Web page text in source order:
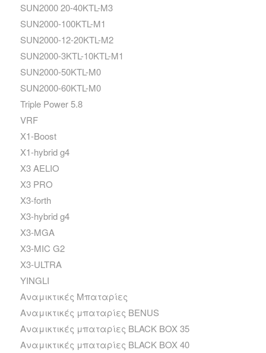
SUN2000 20-40KTL-M3
SUN2000-100KTL-M1
SUN2000-12-20KTL-M2
SUN2000-3KTL-10KTL-M1
SUN2000-50KTL-M0
SUN2000-60KTL-M0
Triple Power 5.8
VRF
X1-Boost
X1-hybrid g4
X3 AELIO
X3 PRO
X3-forth
X3-hybrid g4
X3-MGA
X3-MIC G2
X3-ULTRA
YINGLI
Αναμικτικές Μπαταρίες
Αναμικτικές μπαταρίες BENUS
Αναμικτικές μπαταρίες BLACK BOX 35
Αναμικτικές μπαταρίες BLACK BOX 40